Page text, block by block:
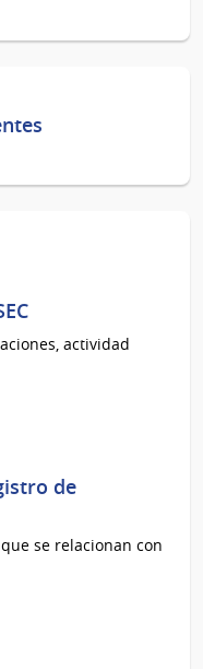
actividad
de
se relacionan con